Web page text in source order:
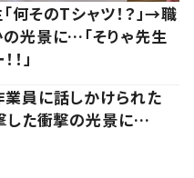
そのTシャツ！？」→職
光景に…「そりゃ先生
」
員に話しかけられた
した衝撃の光景に…